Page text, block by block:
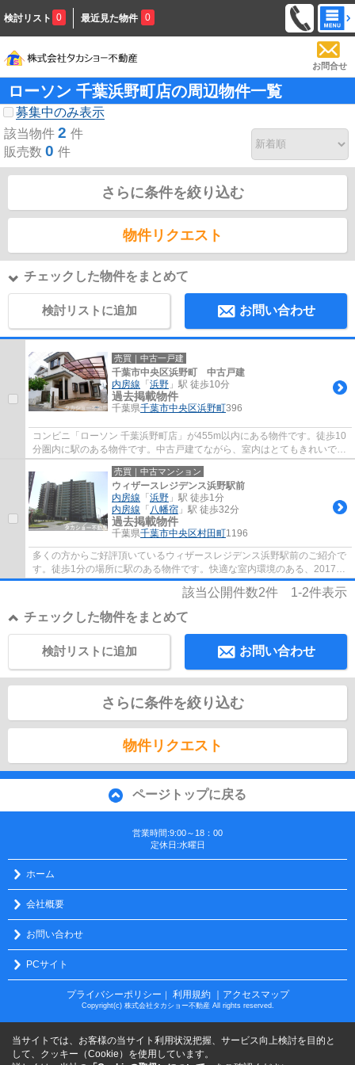
検討リスト 0 最近見た物件 0
お問合せ
ローソン 千葉浜野町店の周辺物件一覧
募集中のみ表示
該当物件 2 件
販売数 0 件
さらに条件を絞り込む
物件リクエスト
チェックした物件をまとめて
検討リストに追加 お問い合わせ
売買｜中古一戸建
千葉市中央区浜野町 中古戸建
内房線 「 浜野 」駅 徒歩10分
過去掲載物件
千葉県千葉市中央区浜野町396
コンビニ「ローソン 千葉浜野町店」が455m以内にある物件です。徒歩10
分圏内に駅のある物件です。中古戸建てながら、室内はとてもきれいで
す。千葉市中央区に特化したタカショー不動産...
売買｜中古マンション
ウィザースレジデンス浜野駅前
内房線 「 浜野 」駅 徒歩1分
内房線 「 八幡宿 」駅 徒歩32分
過去掲載物件
千葉県千葉市中央区村田町1196
多くの方からご好評頂いているウィザースレジデンス浜野駅前のご紹介で
す。徒歩1分の場所に駅のある物件です。快適な室内環境のある、2017年
3月築の物件となります。地上14階建ての物...
該当公開件数2件 1-2件表示
チェックした物件をまとめて
お問い合わせ
検討リストに追加
さらに条件を絞り込む
物件リクエスト
ページトップに戻る
営業時間:9:00～18：00
定休日:水曜日
ホーム
会社概要
お問い合わせ
PCサイト
プライバシーポリシー ｜ 利用規約 ｜アクセスマップ
Copyright(c) 株式会社タカショー不動産 All rights reserved.
当サイトでは、お客様の当サイト利用状況把握、サービス向上検討を目的と
して、クッキー（Cookie）を使用しています。